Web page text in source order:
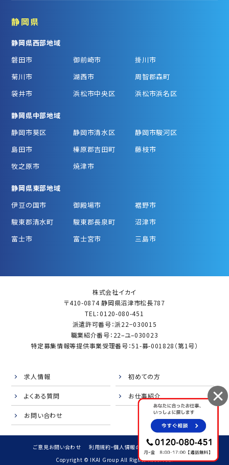
静岡県
静岡県西部地域
磐田市
御前崎市
掛川市
菊川市
湖西市
周智郡森町
袋井市
浜松市中央区 浜松市浜名区
静岡県中部地域
静岡市葵区
静岡市清水区
静岡市駿河区
島田市
榛原郡吉田町
藤枝市
牧之原市
焼津市
静岡県東部地域
伊豆の国市
御殿場市
裾野市
駿東郡清水町
駿東郡長泉町
沼津市
富士市
富士宮市 三島市
株式会社イカイ
〒410-0874 静岡県沼津市松長787
TEL：0120-080-451
派遣許可番号：派22−030015
職業紹介番号：22–ユ–030023
特定募集情報等提供事業受理番号：51-募-001828（第1号）
求人情報 初めての方
よくある質問 お仕事紹介
お問い合わせ
ご意見お問い合わせ 利用規約・個人情報の取扱
サイトマップ
Copyright © IKAI Group All Rights Reserved.